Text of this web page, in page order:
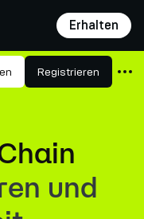
Erhalten
Registrieren
und